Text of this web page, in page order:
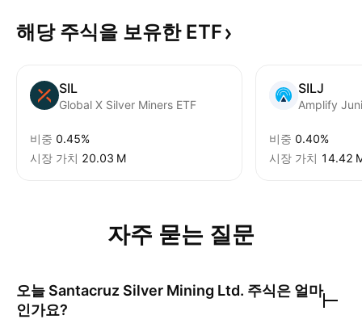
해당 주식을 보유한 ETF
SIL
Global X Silver Miners ETF
비중 0.45%
시장 가치 ‪20.03 M‬
SILJ
Amplify
비중 0.40%
시장 가치 ‪14.42
자주 묻는 질문
오늘 Santacruz Silver Mining Ltd. 주식은 얼마
인가요?